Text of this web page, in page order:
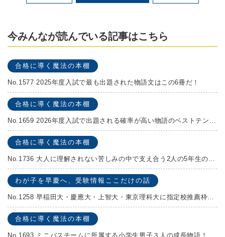
今みんなが読んでいる記事はこちら
合格に導く魔法の本棚
No.1577 2025年度入試で最も出題された物語文はこの6冊だ！
合格に導く魔法の本棚
合格に導く魔法の本棚
わが子を早慶へ、受験情報ここだけの話
合格に導く魔法の本棚